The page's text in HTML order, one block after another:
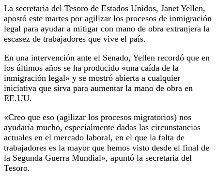
La secretaria del Tesoro de Estados Unidos, Janet Yellen,
apostó este martes por agilizar los procesos de inmigración
legal para ayudar a mitigar con mano de obra extranjera la
escasez de trabajadores que vive el país.
En una intervención ante el Senado, Yellen recordó que en
los últimos años se ha producido «una caída de la
inmigración legal» y se mostró abierta a cualquier
iniciativa que sirva para aumentar la mano de obra en
EE.UU.
«Creo que eso (agilizar los procesos migratorios) nos
ayudaría mucho, especialmente dadas las circunstancias
actuales en el mercado laboral, en el que la falta de
trabajadores es la mayor que hemos visto desde el final de
la Segunda Guerra Mundial», apuntó la secretaria del
Tesoro.